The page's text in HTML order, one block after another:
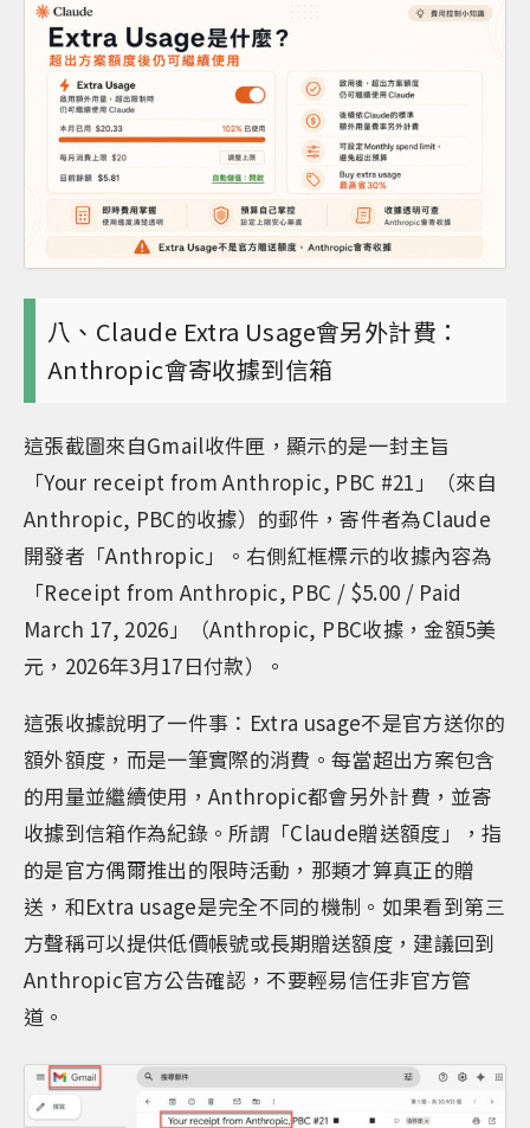
八、Claude Extra Usage會另外計費：
Anthropic會寄收據到信箱
這張截圖來自Gmail收件匣，顯示的是一封主旨
「Your receipt from Anthropic, PBC #21」（來自
Anthropic, PBC的收據）的郵件，寄件者為Claude
開發者「Anthropic」。右側紅框標示的收據內容為
「Receipt from Anthropic, PBC / $5.00 / Paid
March 17, 2026」（Anthropic, PBC收據，金額5美
元，2026年3月17日付款）。
這張收據說明了一件事：Extra usage不是官方送你的
額外額度，而是一筆實際的消費。每當超出方案包含
的用量並繼續使用，Anthropic都會另外計費，並寄
收據到信箱作為紀錄。所謂「Claude贈送額度」，指
的是官方偶爾推出的限時活動，那類才算真正的贈
送，和Extra usage是完全不同的機制。如果看到第三
方聲稱可以提供低價帳號或長期贈送額度，建議回到
Anthropic官方公告確認，不要輕易信任非官方管
道。